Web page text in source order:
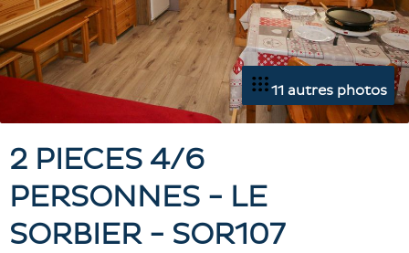
11 autres photos
2 PIECES 4/6
PERSONNES - LE
SORBIER - SOR107